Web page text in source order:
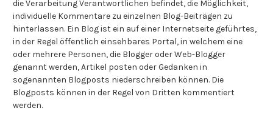
die Verarbeitung Verantwortlichen befindet, die Möglichkeit,
individuelle Kommentare zu einzelnen Blog-Beiträgen zu
hinterlassen. Ein Blog ist ein auf einer Internetseite geführtes,
in der Regel öffentlich einsehbares Portal, in welchem eine
oder mehrere Personen, die Blogger oder Web-Blogger
genannt werden, Artikel posten oder Gedanken in
sogenannten Blogposts niederschreiben können. Die
Blogposts können in der Regel von Dritten kommentiert
werden.